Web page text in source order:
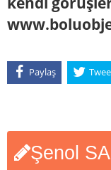
Paylaş
Şenol